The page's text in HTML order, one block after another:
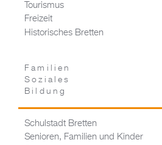
Tourismus
Freizeit
Historisches Bretten
Familien
Soziales
Bildung
Schulstadt Bretten
Senioren, Familien und Kinder